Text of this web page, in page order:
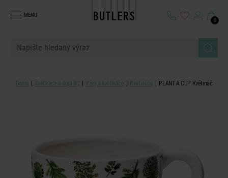
MENU
0
Domů Dekorace a doplňky Vázy a květináče Květináče PLANT A CUP Květináč